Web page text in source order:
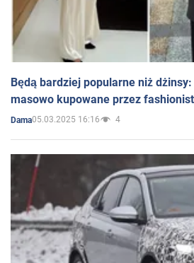
Będą bardziej popularne niż
masowo kupowane przez
Dama05.03.2025 16:16 4